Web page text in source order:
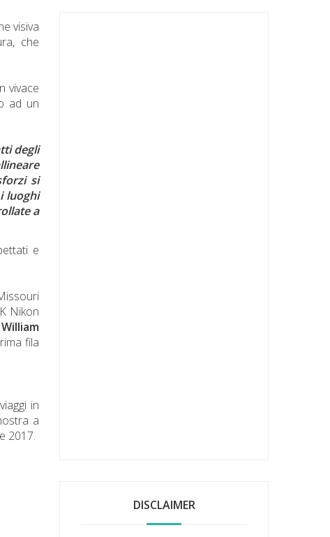
visiva
che
vivace
ad un
degli
si
luoghi
a
e
Nikon
fila
in
a
2017.
DISCLAIMER